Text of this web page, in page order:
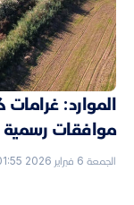
الموارد:
موافقات رسمية
الجمعة 6 فبراير 2026 01:55 م